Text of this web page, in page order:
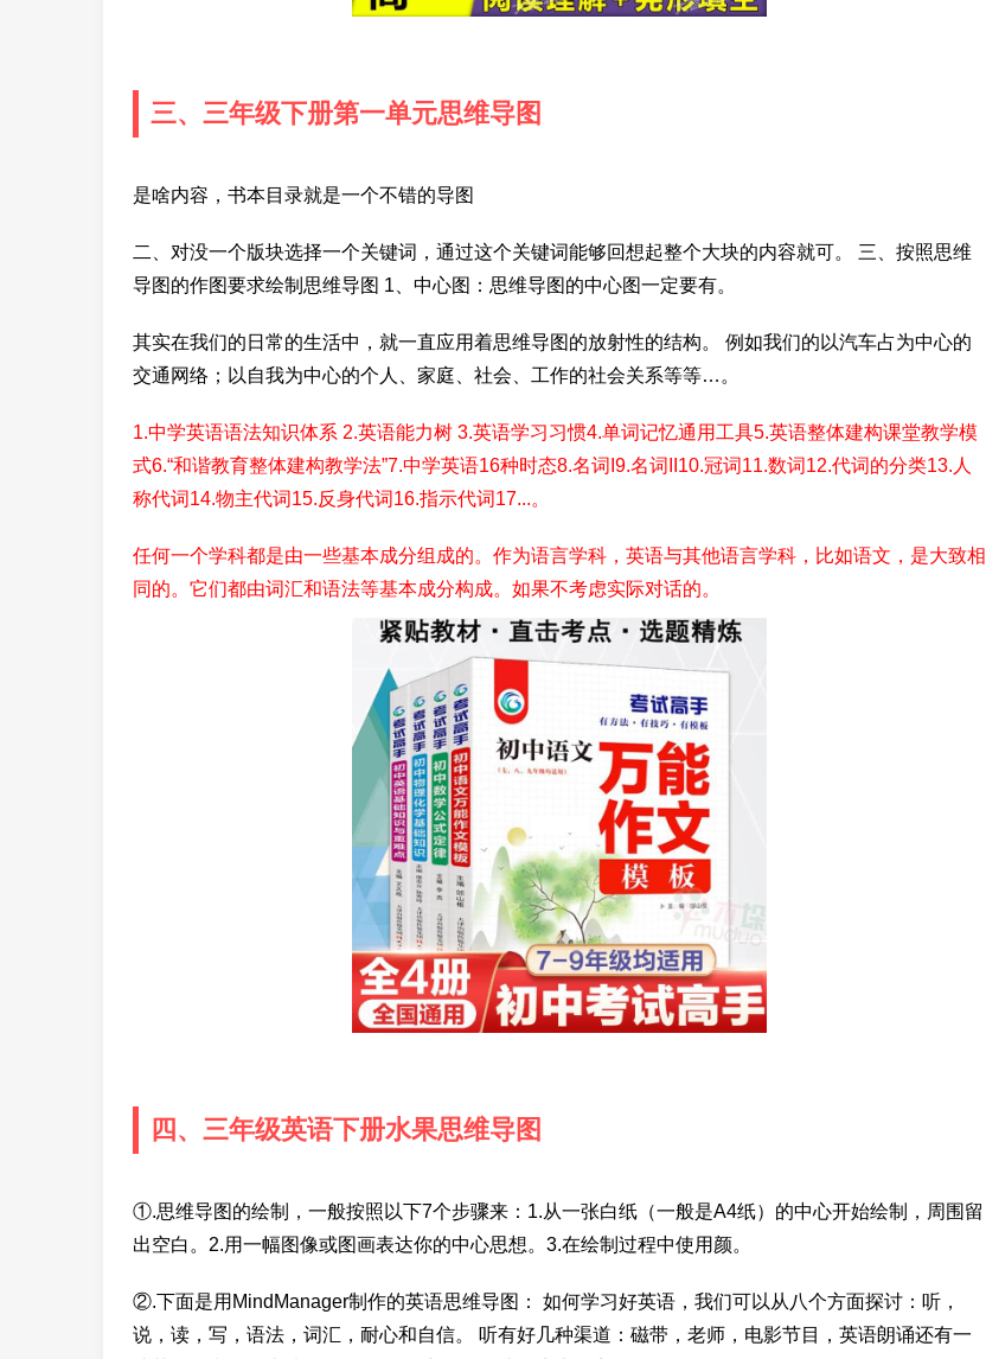
三、三年级下册第一单元思维导图
是啥内容，书本目录就是一个不错的导图
二、对没一个版块选择一个关键词，通过这个关键词能够回想起整个大块的内容就可。 三、按照思维
导图的作图要求绘制思维导图 1、中心图：思维导图的中心图一定要有。
其实在我们的日常的生活中，就一直应用着思维导图的放射性的结构。 例如我们的以汽车占为中心的
交通网络；以自我为中心的个人、家庭、社会、工作的社会关系等等…。
1.中学英语语法知识体系 2.英语能力树 3.英语学习习惯4.单词记忆通用工具5.英语整体建构课堂教学模
式6.“和谐教育整体建构教学法”7.中学英语16种时态8.名词I9.名词II10.冠词11.数词12.代词的分类13.人
称代词14.物主代词15.反身代词16.指示代词17...。
任何一个学科都是由一些基本成分组成的。作为语言学科，英语与其他语言学科，比如语文，是大致相
同的。它们都由词汇和语法等基本成分构成。如果不考虑实际对话的。
四、三年级英语下册水果思维导图
①.思维导图的绘制，一般按照以下7个步骤来：1.从一张白纸（一般是A4纸）的中心开始绘制，周围留
出空白。2.用一幅图像或图画表达你的中心思想。3.在绘制过程中使用颜。
②.下面是用MindManager制作的英语思维导图： 如何学习好英语，我们可以从八个方面探讨：听，
说，读，写，语法，词汇，耐心和自信。 听有好几种渠道：磁带，老师，电影节目，英语朗诵还有一